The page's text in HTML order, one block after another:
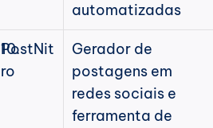
automatizadas
PostNit
ro
Gerador de
postagens em
redes sociais e
ferramenta de